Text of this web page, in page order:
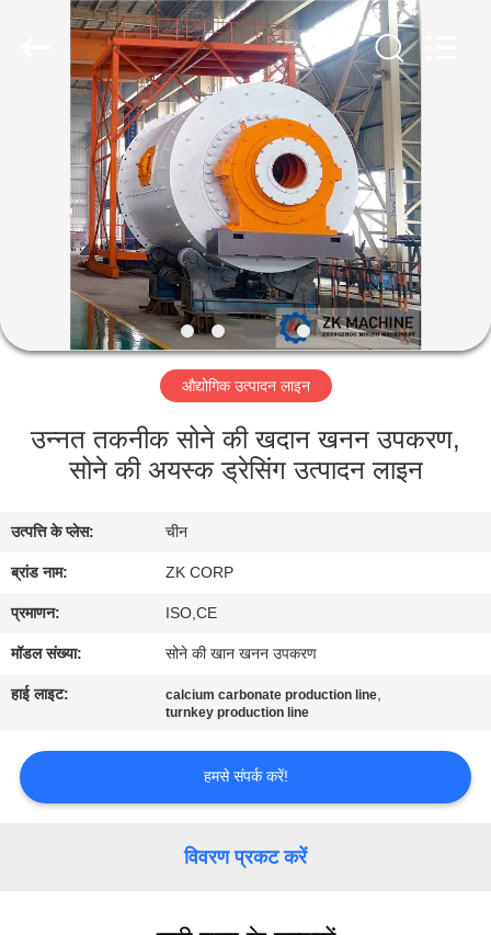
उत्पादों
वीडियो
वीआर
शो
हमारे
कारखाना
भ्रमण
गुणवत्ता
संपर्क
औद्योगिक उत्पादन लाइन
उन्नत तकनीक सोने की खदान खनन उपकरण,
सोने की अयस्क ड्रेसिंग उत्पादन लाइन
उत्पत्ति के प्लेस: चीन
ब्रांड नाम: ZK CORP
प्रमाणन: ISO,CE
मॉडल संख्या: सोने की खान खनन उपकरण
हाई लाइट: calcium carbonate production line,
turnkey production line
हमसे संपर्क करें!
विवरण प्रकट करें